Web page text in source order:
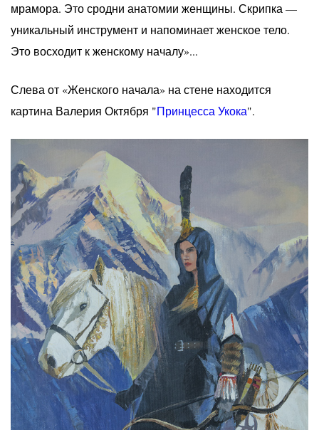
мрамора. Это сродни анатомии женщины. Скрипка —
уникальный инструмент и напоминает женское тело.
Это восходит к женскому началу»...
Слева от «Женского начала» на стене находится
картина Валерия Октября "Принцесса Укока".